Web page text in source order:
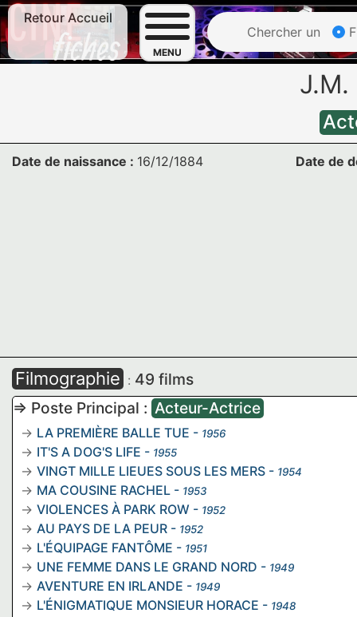
Retour Accueil
MENU
Chercher un
J.M.
Date de naissance : 16/12/1884 Date de
Filmographie : 49 films
=> Poste Principal : Acteur-Actrice
LA PREMIÈRE BALLE TUE - 1956
IT'S A DOG'S LIFE - 1955
VINGT MILLE LIEUES SOUS LES MERS - 1954
MA COUSINE RACHEL - 1953
VIOLENCES À PARK ROW - 1952
AU PAYS DE LA PEUR - 1952
L'ÉQUIPAGE FANTÔME - 1951
UNE FEMME DANS LE GRAND NORD - 1949
AVENTURE EN IRLANDE - 1949
L'ÉNIGMATIQUE MONSIEUR HORACE - 1948